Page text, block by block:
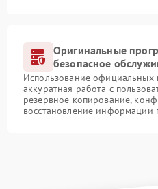
Оригинальные
безопасное
Использование
аккуратная работа с
резервное копирование,
восстановление информации